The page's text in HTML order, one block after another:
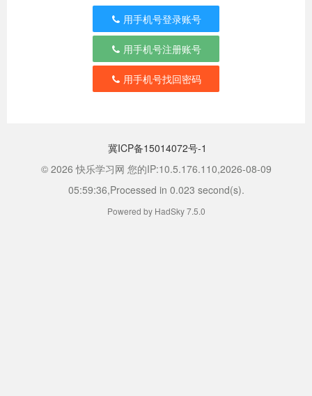
用手机号登录账号
用手机号注册账号
用手机号找回密码
冀ICP备15014072号-1
© 2026 快乐学习网 您的IP:10.5.176.110,2026-08-09
05:59:36,Processed in 0.023 second(s).
Powered by HadSky 7.5.0